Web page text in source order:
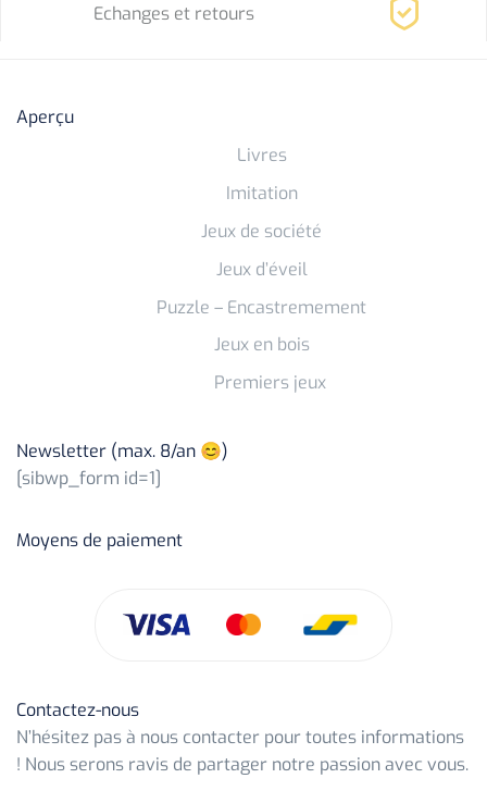
Echanges et retours
Aperçu
Livres
Imitation
Jeux de société
Jeux d’éveil
Puzzle – Encastremement
Jeux en bois
Premiers jeux
Newsletter (max. 8/an 😊)
[sibwp_form id=1]
Moyens de paiement
Contactez-nous
N’hésitez pas à nous contacter pour toutes informations
! Nous serons ravis de partager notre passion avec vous.